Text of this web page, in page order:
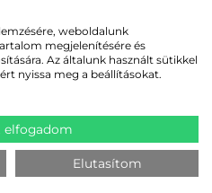
40 mm
76 mm
,Ethernet
(készülék), 6 hónap (fej)
VÁLASZTÁS?”
következő iparágak számára: -
etikettek nagy volumenű
félkésztermék követés fém-
weboldalunk
megjelenítésére és
Az általunk használt sütikkel
nyissa meg a beállításokat.
elfogadom
Elutasítom